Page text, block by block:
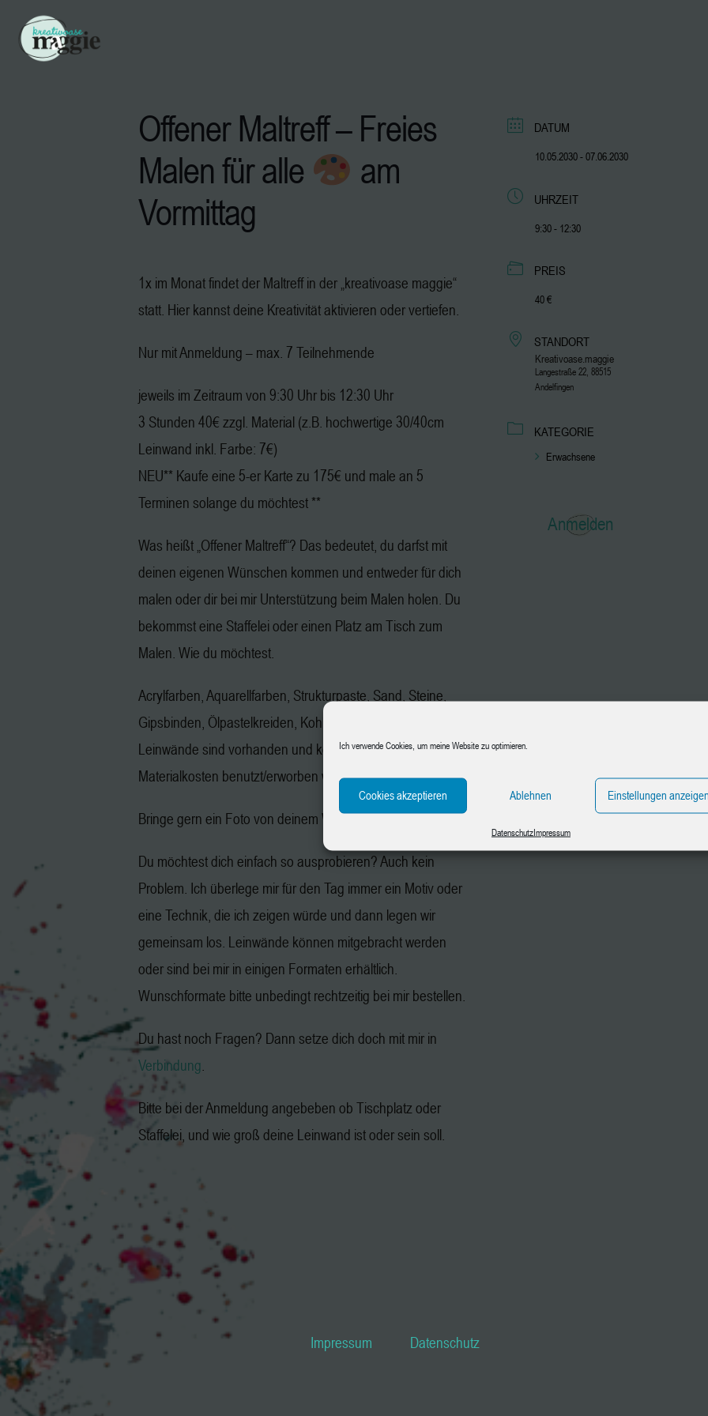
Ich verwende Cookies, um meine Website zu optimieren.
Cookies akzeptieren Ablehnen Einstellungen
DatenschutzImpressum
Offener Maltreff – Freies
Malen für alle
am
Vormittag
1x im Monat findet der Maltreff in der „kreativoase maggie“
statt. Hier kannst deine Kreativität aktivieren oder vertiefen.
Nur mit Anmeldung – max. 7 Teilnehmende
jeweils im Zeitraum von 9:30 Uhr bis 12:30 Uhr
3 Stunden 40€ zzgl. Material (z.B. hochwertige 30/40cm
Leinwand inkl. Farbe: 7€)
NEU** Kaufe eine 5-er Karte zu 175€ und male an 5
Terminen solange du möchtest **
Was heißt „Offener Maltreff“? Das bedeutet, du darfst mit
deinen eigenen Wünschen kommen und entweder für dich
malen oder dir bei mir Unterstützung beim Malen holen. Du
bekommst eine Staffelei oder einen Platz am Tisch zum
Malen. Wie du möchtest.
Acrylfarben, Aquarellfarben, Strukturpaste, Sand, Steine,
Gipsbinden, Ölpastelkreiden, Kohle, Graphit, Papier und
Leinwände sind vorhanden und können gegen
Materialkosten benutzt/erworben werden.
Bringe gern ein Foto von deinem Wunschmotiv mit.
Du möchtest dich einfach so ausprobieren? Auch kein
Problem. Ich überlege mir für den Tag immer ein Motiv oder
eine Technik, die ich zeigen würde und dann legen wir
gemeinsam los. Leinwände können mitgebracht werden
oder sind bei mir in einigen Formaten erhältlich.
Wunschformate bitte unbedingt rechtzeitig bei mir bestellen.
Du hast noch Fragen? Dann setze dich doch mit mir in
Verbindung
Bitte bei der Anmeldung angebeben ob Tischplatz oder
Staffelei, und wie groß deine Leinwand ist oder sein soll.
DATUM
10.05.2030- 07.06.2030
UHRZEIT
9:30 - 12:30
PREIS
40 €
STANDORT
Kreativoase.maggie
Langestraße 22, 88515
Andelfingen
KATEGORIE
Erwachsene
Anmelden
Impressum Datenschutz